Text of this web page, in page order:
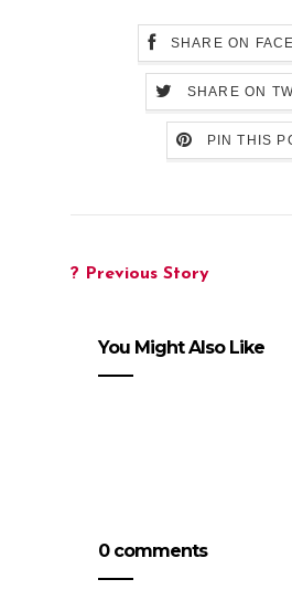
SHARE ON
SHARE ON
PIN THIS
? Previous Story
You Might Also Like
0 comments